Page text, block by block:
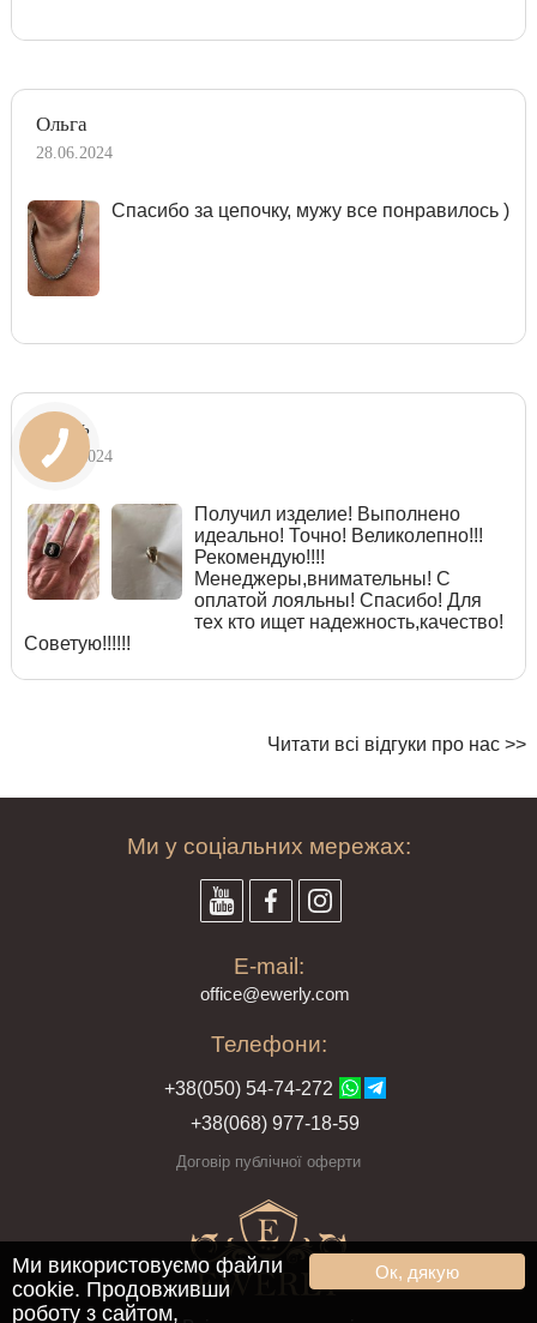
Ольга
28.06.2024
Спасибо за цепочку, мужу все понравилось )
Игорь
06.06.2024
Получил изделие! Выполнено
идеально! Точно! Великолепно!!!
Рекомендую!!!!
Менеджеры,внимательны! С
оплатой лояльны! Спасибо! Для
тех кто ищет надежность,качество!
Советую!!!!!!
Читати всі відгуки про нас >>
Ми у соціальних мережах:
E-mail:
office@ewerly.com
Телефони:
+38(050) 54-74-272
+38(068) 977-18-59
Договір публічної оферти
Ок, дякую
Ми використовуємо файли
cookie. Продовживши
роботу з сайтом,